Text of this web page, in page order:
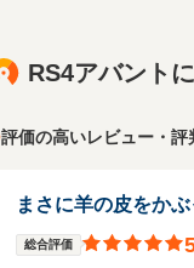
RS4アバント
評価の高いレビュー・評
まさに羊の皮をかぶ
総合評価